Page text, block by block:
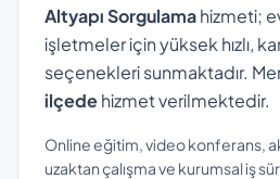
Altyapı Sorgulamahizmeti;
işletmeler için yüksek hızlı,
seçenekleri sunmaktadır.
ilçedehizmet verilmektedir.
Online eğitim, video konferans,
uzaktan çalışma ve kurumsal iş